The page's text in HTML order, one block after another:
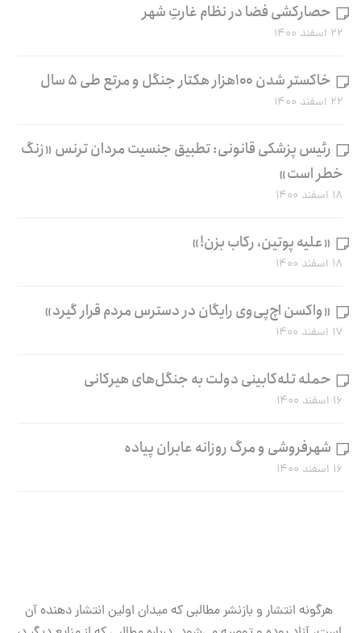
حصارکشی فضا در نظام غارتِ شهر
۲۲ اسفند ۱۴۰۰
خاکستر شدن ۱۰۰هزار هکتار جنگل و مرتع طی ۵ سال
۲۲ اسفند ۱۴۰۰
رئیس پزشکی قانونی: تطبیق جنسیت مردان ترنس «زنگ
خطر است»
۱۸ اسفند ۱۴۰۰
«علیه پوتین، رکاب بزن!»
۱۸ اسفند ۱۴۰۰
«واکسن اچ‌پی‌وی رایگان در دسترس مردم قرار گیرد»
۱۷ اسفند ۱۴۰۰
حمله تله‌کابینی دولت به جنگل‌های هیرکانی
۱۶ اسفند ۱۴۰۰
شهرفروشی و مرگ روزانه عابران پیاده
۱۶ اسفند ۱۴۰۰
هرگونه انتشار و بازنشر مطالبی که میدان اولین انتشار دهنده آن